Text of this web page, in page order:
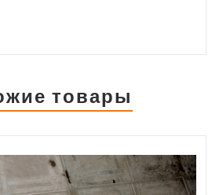
товары